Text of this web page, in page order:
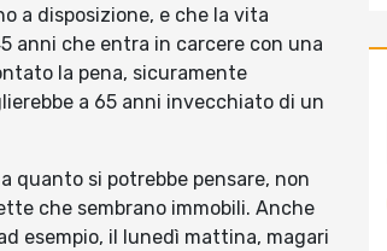
a disposizione, e che la vita
anni che entra in carcere con una
la pena, sicuramente
a 65 anni invecchiato di un
quanto si potrebbe pensare, non
che sembrano immobili. Anche
esempio, il lunedì mattina, magari